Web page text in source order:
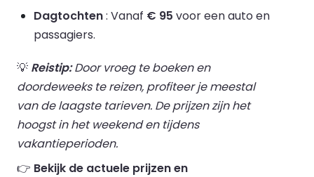
Dagtochten: Vanaf € 95 voor een auto en
passagiers.
💡 Reistip:Door vroeg te boeken en
doordeweeks te reizen, profiteer je meestal
van de laagste tarieven. De prijzen zijn het
hoogst in het weekend en tijdens
vakantieperioden.
👉 Bekijk de actuele prijzen en